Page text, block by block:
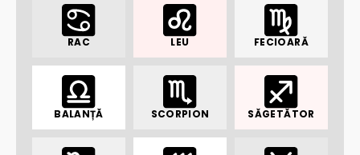
RAC LEU FECIOARĂ
BALANȚĂ SCORPION SĂGETĂTOR